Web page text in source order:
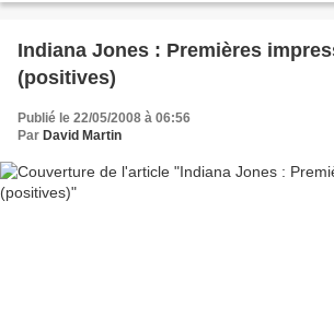
Indiana Jones : Premières
(positives)
Publié le 22/05/2008 à 06:56
Par David Martin